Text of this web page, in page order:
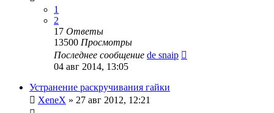
1
2
17 Ответы
13500 Просмотры
Последнее сообщение de snaip
04 авг 2014, 13:05
Устранение раскручивания гайки
XeneX » 27 авг 2012, 12:21